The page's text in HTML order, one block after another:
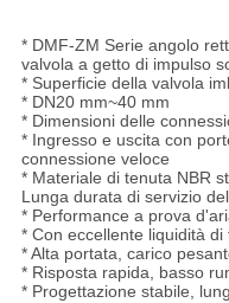
* DMF-ZM Serie angolo
valvola a getto di impulso
* Superficie della valvola
* DN20 mm~40 mm
* Dimensioni delle
* Ingresso e uscita con
connessione veloce
* Materiale di tenuta NBR
Lunga durata di servizio
* Performance a prova
* Con eccellente liquidità di
* Alta portata, carico
* Risposta rapida, basso
* Progettazione stabile,